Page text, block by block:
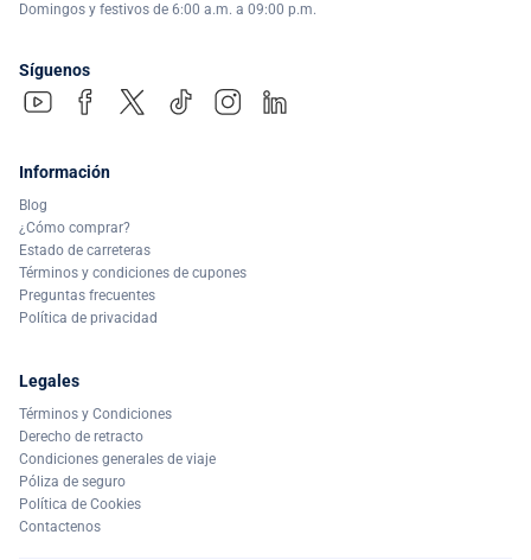
Domingos y festivos de 6:00 a.m. a 09:00 p.m.
Síguenos
Información
Blog
¿Cómo comprar?
Estado de carreteras
Términos y condiciones de cupones
Preguntas frecuentes
Política de privacidad
Legales
Términos y Condiciones
Derecho de retracto
Condiciones generales de viaje
Póliza de seguro
Política de Cookies
Contactenos